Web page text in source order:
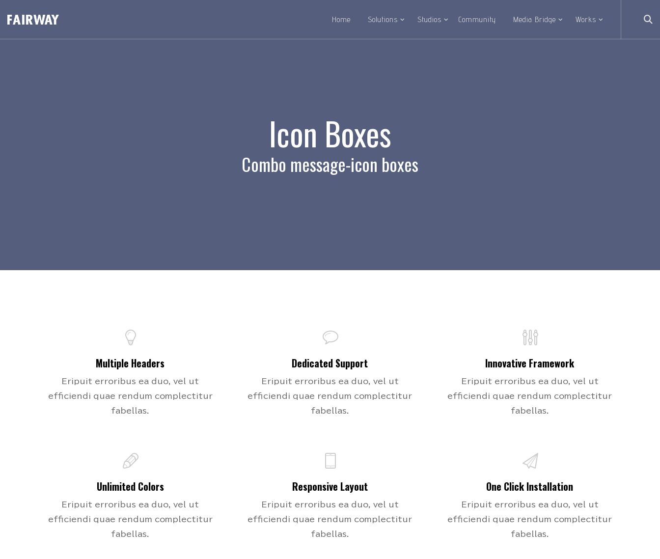
Home Solutions Studios Community Media Bridge Works
Icon Boxes
Combo message-icon boxes
Multiple Headers
Eripuit erroribus ea duo, vel ut
efficiendi quae rendum complectitur
fabellas.
Dedicated Support
Eripuit erroribus ea duo, vel ut
efficiendi quae rendum complectitur
fabellas.
Innovative Framework
Eripuit erroribus ea duo, vel ut
efficiendi quae rendum complectitur
fabellas.
Unlimited Colors
Eripuit erroribus ea duo, vel ut
efficiendi quae rendum complectitur
fabellas.
Responsive Layout
Eripuit erroribus ea duo, vel ut
efficiendi quae rendum complectitur
fabellas.
One Click Installation
Eripuit erroribus ea duo, vel ut
efficiendi quae rendum complectitur
fabellas.